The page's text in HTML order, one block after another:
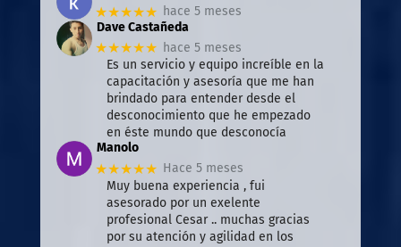
★★★★★ hace 5 meses
Dave Castañeda
★★★★★ hace 5 meses
Es un servicio y equipo increíble en la
capacitación y asesoría que me han
brindado para entender desde el
desconocimiento que he empezado
en éste mundo que desconocía
Manolo
★★★★★ Hace 5 meses
Muy buena experiencia , fui
asesorado por un exelente
profesional Cesar .. muchas gracias
por su atención y agilidad en los